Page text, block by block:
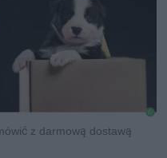
z darmową dostawą